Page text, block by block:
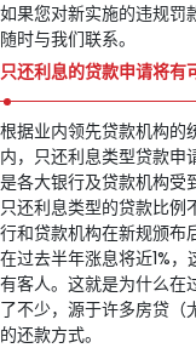
如果您对新实施的违规罚
随时与我们联系。
只还利息的贷款申请将有
根据业内领先贷款机构的
内，只还利息类型贷款申
是各大银行及贷款机构受
只还利息类型的贷款比例
行和贷款机构在新规颁布
在过去半年涨息将近1%
有客人。这就是为什么在
了不少，源于许多房贷（
的还款方式。